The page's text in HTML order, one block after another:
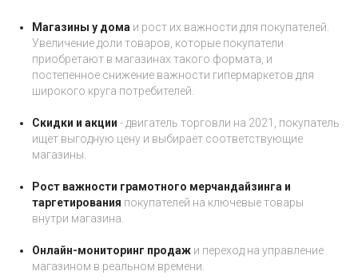
Магазины у дома и рост их важности для покупателей.
Увеличение доли товаров, которые покупатели
приобретают в магазинах такого формата, и
постепенное снижение важности гипермаркетов для
широкого круга потребителей.
Скидки и акции - двигатель торговли на 2021, покупатель
ищет выгодную цену и выбирает соответствующие
магазины.
Рост важности грамотного мерчандайзинга и
таргетирования покупателей на ключевые товары
внутри магазина.
Онлайн-мониторинг продаж и переход на управление
магазином в реальном времени.